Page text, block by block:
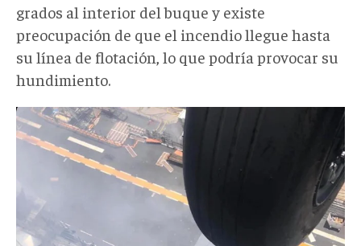
grados al interior del buque y existe
preocupación de que el incendio llegue hasta
su línea de flotación, lo que podría provocar su
hundimiento.